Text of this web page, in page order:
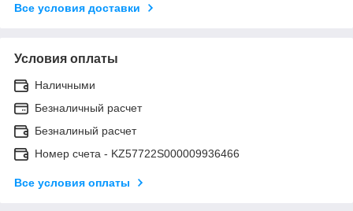
Все условия доставки
Условия оплаты
Наличными
Безналичный расчет
Безналиный расчет
Номер счета - KZ57722S000009936466
Все условия оплаты